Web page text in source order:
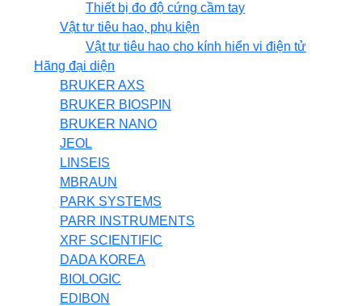
Thiết bị đo độ cứng cầm tay
Vật tư tiêu hao, phụ kiện
Vật tư tiêu hao cho kính hiển vi điện tử
Hãng đại diện
BRUKER AXS
BRUKER BIOSPIN
BRUKER NANO
JEOL
LINSEIS
MBRAUN
PARK SYSTEMS
PARR INSTRUMENTS
XRF SCIENTIFIC
DADA KOREA
BIOLOGIC
EDIBON